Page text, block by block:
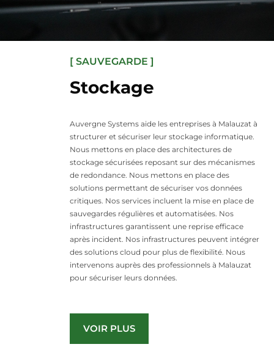
[ SAUVEGARDE ]
Stockage
Auvergne Systems aide les entreprises à Malauzat à
structurer et sécuriser leur stockage informatique.
Nous mettons en place des architectures de
stockage sécurisées reposant sur des mécanismes
de redondance. Nous mettons en place des
solutions permettant de sécuriser vos données
critiques. Nos services incluent la mise en place de
sauvegardes régulières et automatisées. Nos
infrastructures garantissent une reprise efficace
après incident. Nos infrastructures peuvent intégrer
des solutions cloud pour plus de flexibilité. Nous
intervenons auprès des professionnels à Malauzat
pour sécuriser leurs données.
VOIR PLUS